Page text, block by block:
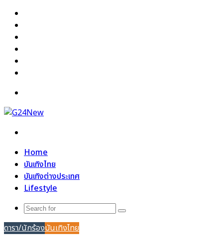
Home
บันเทิงไทย
บันเทิงต่างประเทศ
Lifestyle
Search
ดารา/นักร้องบันเทิงไทย